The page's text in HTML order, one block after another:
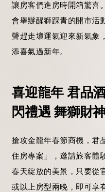
讓房客們進房時開箱驚喜
會舉辦醒獅踩青的開市活
聲趕走壞運氣迎來新氣象
添喜氣過新年。
喜迎龍年 君品
閃禮遇 舞獅財
搶攻金龍年春節商機，君
住房專案」，邀請旅客體
春天綻放的美景，只要從
或以上房型兩晚，即可享